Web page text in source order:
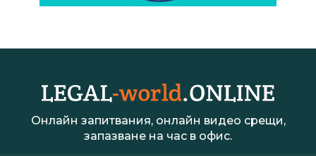
Онлайн запитвания, онлайн видео срещи,
запазване на час в офис.